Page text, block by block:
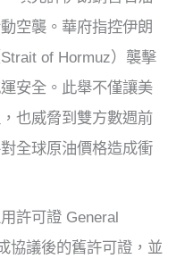
空襲。華府指控伊朗
of Hormuz）襲擊
安全。此舉不僅讓美
也威脅到雙方數週前
全球原油價格造成衝
許可證 General
協議後的舊許可證，並